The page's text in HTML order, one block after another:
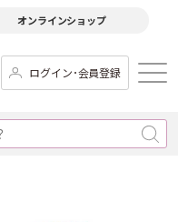
オンラインショップ
ログイン･会員登録